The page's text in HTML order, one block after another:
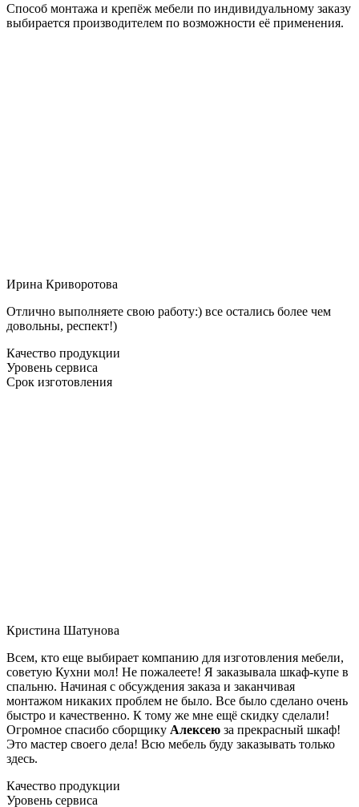
Способ монтажа и крепёж мебели по индивидуальному заказу
выбирается производителем по возможности её применения.
Ирина Криворотова
Отлично выполняете свою работу:) все остались более чем
довольны, респект!)
Качество продукции
Уровень сервиса
Срок изготовления
Кристина Шатунова
Всем, кто еще выбирает компанию для изготовления мебели,
советую Кухни мол! Не пожалеете! Я заказывала шкаф-купе в
спальню. Начиная с обсуждения заказа и заканчивая
монтажом никаких проблем не было. Все было сделано очень
быстро и качественно. К тому же мне ещё скидку сделали!
Огромное спасибо сборщику Алексею за прекрасный шкаф!
Это мастер своего дела! Всю мебель буду заказывать только
здесь.
Качество продукции
Уровень сервиса